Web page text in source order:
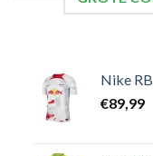
Nike
€89,99